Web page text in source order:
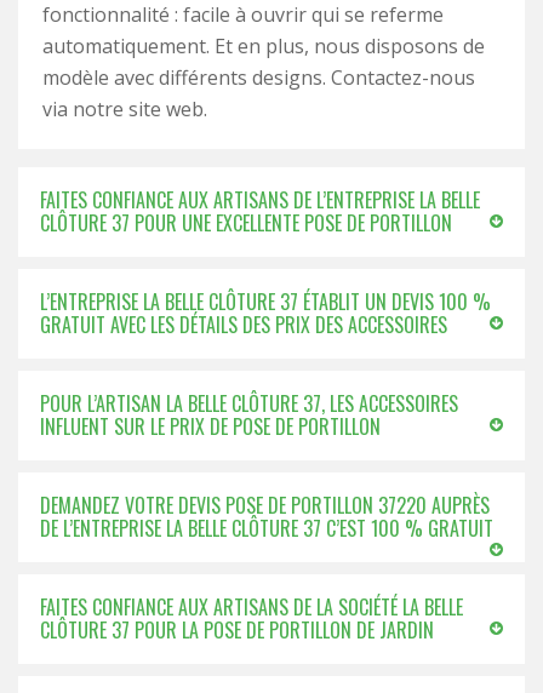
fonctionnalité : facile à ouvrir qui se referme
automatiquement. Et en plus, nous disposons de
modèle avec différents designs. Contactez-nous
via notre site web.
FAITES CONFIANCE AUX ARTISANS DE L’ENTREPRISE LA BELLE
CLÔTURE 37 POUR UNE EXCELLENTE POSE DE PORTILLON
L’ENTREPRISE LA BELLE CLÔTURE 37 ÉTABLIT UN DEVIS 100 %
GRATUIT AVEC LES DÉTAILS DES PRIX DES ACCESSOIRES
POUR L’ARTISAN LA BELLE CLÔTURE 37, LES ACCESSOIRES
INFLUENT SUR LE PRIX DE POSE DE PORTILLON
DEMANDEZ VOTRE DEVIS POSE DE PORTILLON 37220 AUPRÈS
DE L’ENTREPRISE LA BELLE CLÔTURE 37 C’EST 100 % GRATUIT
FAITES CONFIANCE AUX ARTISANS DE LA SOCIÉTÉ LA BELLE
CLÔTURE 37 POUR LA POSE DE PORTILLON DE JARDIN